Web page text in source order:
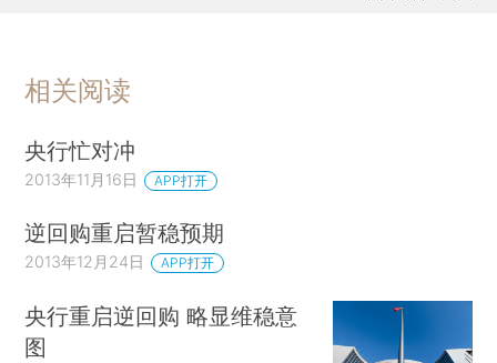
相关阅读
央行忙对冲
2013年11月16日 APP打开
逆回购重启暂稳预期
2013年12月24日 APP打开
央行重启逆回购 略显维稳意
图